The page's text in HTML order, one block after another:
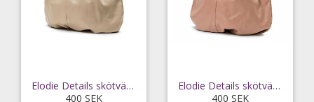
Elodie Details skötväska Tote draperad, pure khaki
400 SEK
Elodie Details skötväska Tote draperad, soft
400 SEK